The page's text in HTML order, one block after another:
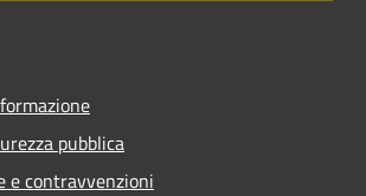
pubblica
e contravvenzioni